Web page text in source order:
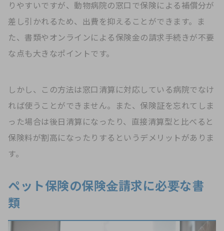
りやすいですが、動物病院の窓口で保険による補償分が
差し引かれるため、出費を抑えることができます。ま
た、書類やオンラインによる保険金の請求手続きが不要
な点も大きなポイントです。
しかし、この方法は窓口清算に対応している病院でなけ
れば使うことができません。また、保険証を忘れてしま
った場合は後日清算になったり、直接清算型と比べると
保険料が割高になったりするというデメリットがありま
す。
ペット保険の保険金請求に必要な書
類